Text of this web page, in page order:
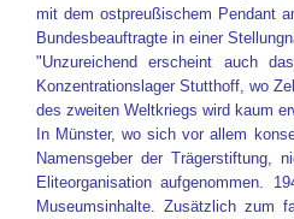
mit dem ostpreußischem Pendant
Bundesbeauftragte in einer
"Unzureichend erscheint auch
Konzentrationslager Stutthoff, wo
des zweiten Weltkriegs wird kaum
In Münster, wo sich vor allem
Namensgeber der Trägerstiftung,
Eliteorganisation aufgenommen.
Museumsinhalte. Zusätzlich zum